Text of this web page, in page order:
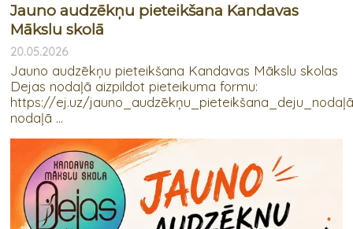
Jauno audzēkņu pieteikšana Kandavas
Mākslu skolā
20.05.2026
Jauno audzēkņu pieteikšana Kandavas Mākslu skolas
Dejas nodaļā aizpildot pieteikuma formu:
https://ej.uz/
nodaļā ...